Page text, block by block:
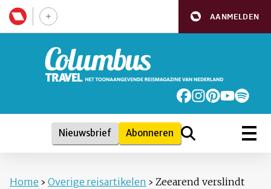
AANMELDEN
Nieuwsbrief Abonneren
Home › Overige reisartikelen › Zeearend verslindt